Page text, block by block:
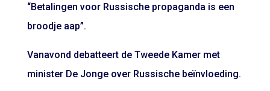
“Betalingen voor Russische propaganda is een
broodje aap”.
Vanavond debatteert de Tweede Kamer met
minister De Jonge over Russische beïnvloeding.